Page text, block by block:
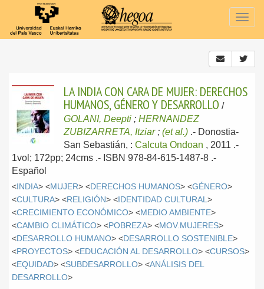
LA INDIA CON CARA DE MUJER: DERECHOS
HUMANOS, GÉNERO Y DESARROLLO /
GOLANI, Deepti ; HERNANDEZ
ZUBIZARRETA, Itziar; (et al.) .- Donostia-
San Sebastián, : Calcuta Ondoan , 2011 .-
1vol; 172pp; 24cms .- ISBN 978-84-615-1487-8 .-
Español
<INDIA> <MUJER> <DERECHOS HUMANOS> <GÉNERO>
<CULTURA> <RELIGIÓN> <IDENTIDAD CULTURAL >
<CRECIMIENTO ECONÓMICO> <MEDIO AMBIENTE>
<CAMBIO CLIMÁTICO> <POBREZA> <MOV.MUJERES>
<DESARROLLO HUMANO> <DESARROLLO SOSTENIBLE>
<PROYECTOS> <EDUCACIÓN AL DESARROLLO> <CURSOS>
<EQUIDAD> <SUBDESARROLLO> <ANÁLISIS DEL
DESARROLLO>